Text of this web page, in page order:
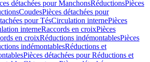
détachées pour ManchonsRéductionsPièces
CoudesPièces détachées pour
pour TésCirculation internePièces
interneRaccords en croixPièces
en croixRéductions indémontablesPièces
indémontablesRéductions et
Pièces détachées pour Réductions et